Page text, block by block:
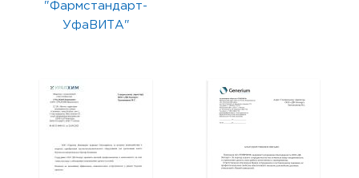
"Фармстандарт-
УфаВИТА"